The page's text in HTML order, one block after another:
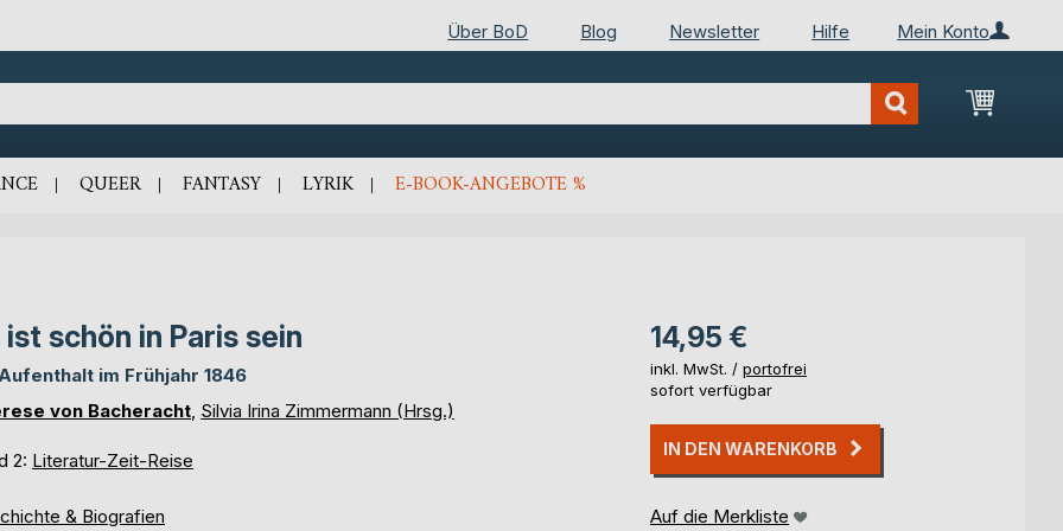
Mein Konto
Über BoD Blog Newsletter Hilfe
Mein
QUEER FANTASY LYRIK E-BOOK-ANGEBOTE %
ist schön in Paris sein
im Frühjahr 1846
von Bacheracht Silvia Irina Zimmermann (Hrsg.)
2: Literatur-Zeit-Reise
& Biografien
14,95 €
inkl. MwSt. / portofrei
sofort verfügbar
IN DEN WARENKORB
Auf die Merkliste